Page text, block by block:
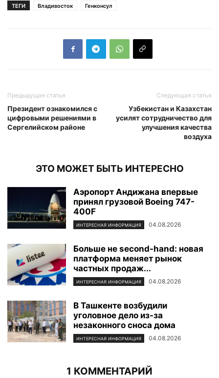
ТЕГИ Владивосток Генконсул
Предыдущая статья
Президент ознакомился с
цифровыми решениями в
Сергелийском районе
Следующая статья
Узбекистан и Казахстан
усилят сотрудничество для
улучшения качества
воздуха
ЭТО МОЖЕТ БЫТЬ ИНТЕРЕСНО
Аэропорт Андижана впервые
принял грузовой Boeing 747-
400F
ИНТЕРЕСНАЯ ИНФОРМАЦИЯ 04.08.2026
Больше не second-hand: новая
платформа меняет рынок
частных продаж...
ИНТЕРЕСНАЯ ИНФОРМАЦИЯ 04.08.2026
В Ташкенте возбудили
уголовное дело из-за
незаконного сноса дома
ИНТЕРЕСНАЯ ИНФОРМАЦИЯ 04.08.2026
1 КОММЕНТАРИЙ